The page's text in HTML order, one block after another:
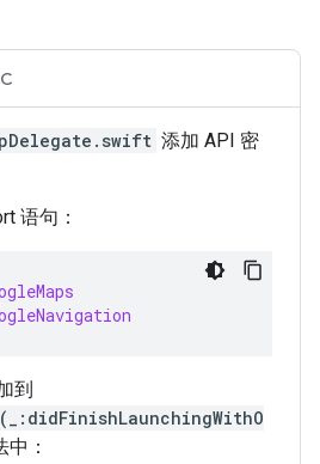
添加 API 密
语句：
到
中：